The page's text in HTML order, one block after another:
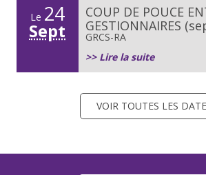
Le 24
Sept
COUP DE POUCE
GESTIONNAIRES
GRCS-RA
>> Lire la suite
VOIR TOUTES LES